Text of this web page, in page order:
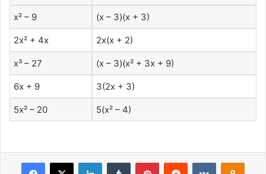
x² – 9 (x – 3)(x + 3)
2x² + 4x 2x(x + 2)
x³ – 27 (x – 3)(x² + 3x + 9)
6x + 9 3(2x + 3)
5x² – 20 5(x² – 4)
Facebook
X LinkedInTumblr PinterestReddit VKontakte